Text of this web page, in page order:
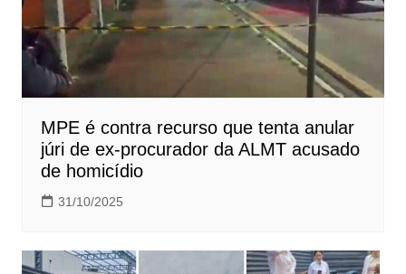
MPE é contra recurso que tenta anular
júri de ex-procurador da ALMT acusado
de homicídio
31/10/2025